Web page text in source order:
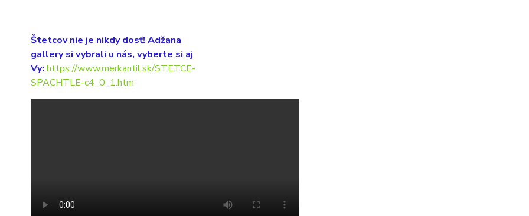
Štetcov nie je nikdy dosť! Adžana
gallery si vybrali u nás, vyberte si aj
Vy: https://www.merkantil.sk/STETCE-
SPACHTLE-c4_0_1.htm